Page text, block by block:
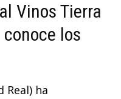
Vinos Tierra
los
Real) ha